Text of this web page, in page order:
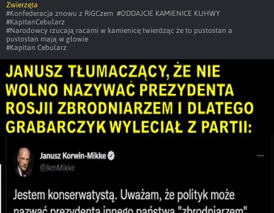
Zwierzęta
#Konfederacja znowu z RiGCzem #ODDAJCIE KAMIENICE KUHWY
#KapitanCebularz
#Narodowcy rzucają racami w kamienicę twierdząc że to pustostan a
pustostan mają w głowie
#Kapitan Cebularz